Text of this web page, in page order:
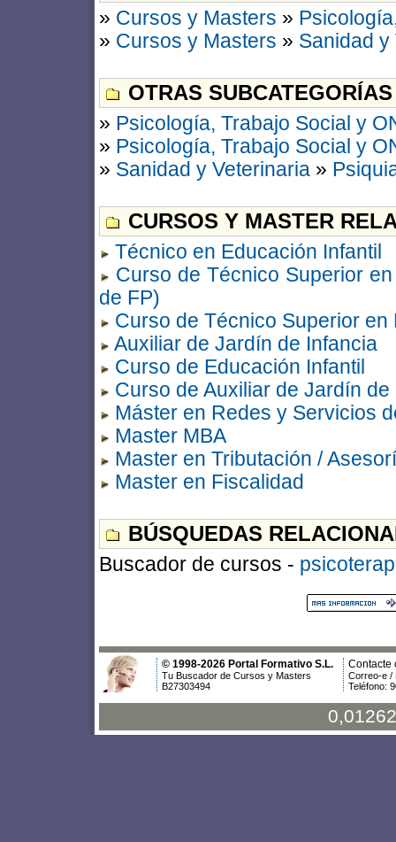
» Cursos y Masters »
» Cursos y Masters » Sanidad y
OTRAS
» Psicología, Trabajo Social y
» Psicología, Trabajo Social y
» Sanidad y Veterinaria »
CURSOS Y MASTER
Técnico en Educación Infantil
Curso de Técnico Superior
de FP)
Curso de Técnico Superior en
Auxiliar de Jardín de Infancia
Curso de Educación Infantil
Curso de Auxiliar de Jardín de
Máster en Redes y Servicios
Master MBA
Master en Tributación /
Master en Fiscalidad
BÚSQUEDAS
Buscador de cursos -
© 1998-2026 Portal Formativo S.L.
Tu Buscador de Cursos y Masters
B27303494
Contacte
Correo-e /
Teléfono: